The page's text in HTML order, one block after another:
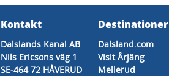
Kontakt
Dalslands Kanal AB
Nils Ericsons väg 1
SE-464 72 HÅVERUD
Destinationer
Dalsland.com
Visit Årjäng
Mellerud